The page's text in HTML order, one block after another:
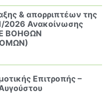
& απορριπτέων της
2026 Ανακοίνωσης
ΒΟΗΘΩΝ
Επιτροπής –